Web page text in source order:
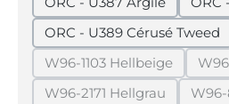
ORC - U389 Cérusé Tweed
W96-1103 Hellbeige
(Diese Option ist
W96-2171 Hellgrau